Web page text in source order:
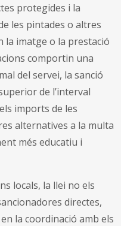
protegides i la
les pintades o altres
la imatge o la prestació
comportin una
del servei, la sanció
de l’interval
imports de les
alternatives a la multa
més educatiu i
locals, la llei no els
directes,
la coordinació amb els